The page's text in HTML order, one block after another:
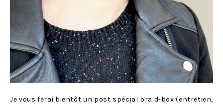
Je vous ferai bientôt un post spécial braid-box (entretien,